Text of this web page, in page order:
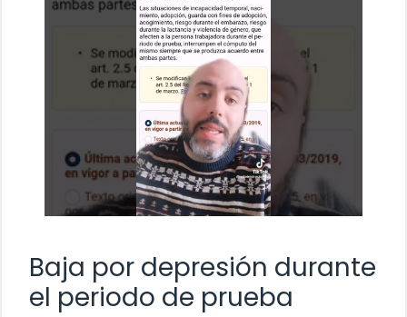
Baja por depresión durante
el periodo de prueba